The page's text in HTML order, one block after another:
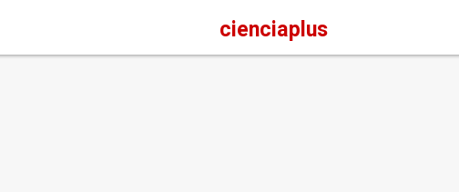
cienciaplus